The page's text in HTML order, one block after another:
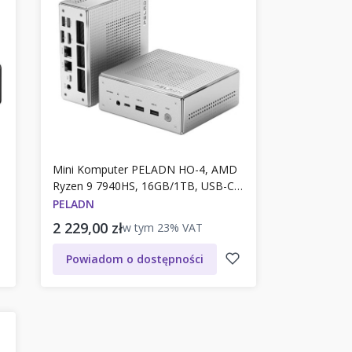
Mini Komputer PELADN HO-4, AMD
Ryzen 9 7940HS, 16GB/1TB, USB-C,
Win 11 Pro. Model HO-4
PELADN
Cena brutto
2 229,00 złw tym 23% VAT
Powiadom o dostępności